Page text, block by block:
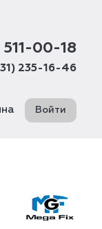
00-18
235-16-46
Войти